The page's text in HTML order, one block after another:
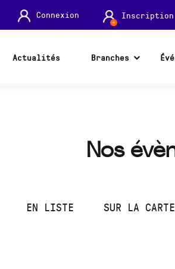
Connexion Inscription
Actualités Branches
Nos
EN LISTE SUR LA CARTE